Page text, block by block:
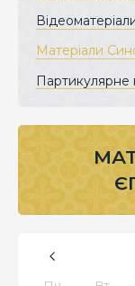
Матеріали